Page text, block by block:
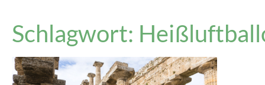
Schlagwort: